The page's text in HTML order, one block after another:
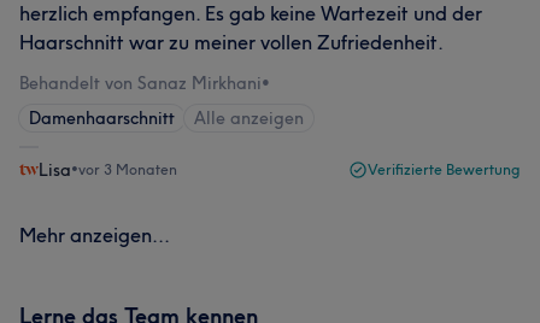
herzlich empfangen. Es gab keine Wartezeit und der
Haarschnitt war zu meiner vollen Zufriedenheit.
Behandelt von Sanaz Mirkhani•
Damenhaarschnitt
Alle anzeigen
Lisa•vor 3 Monaten Verifizierte Bewertung
Mehr anzeigen...
Lerne das Team kennen